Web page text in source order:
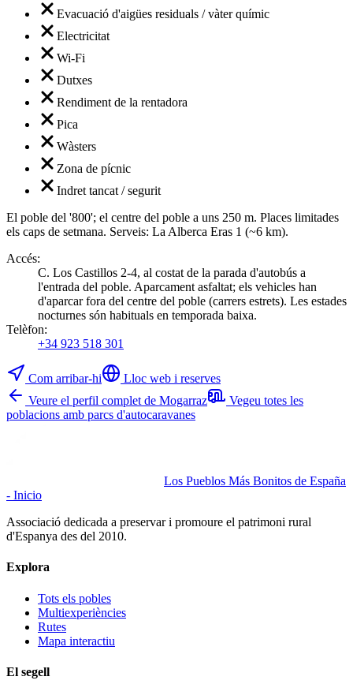
Evacuació d'aigües residuals / vàter químic
Electricitat
Wi-Fi
Dutxes
Rendiment de la rentadora
Pica
Wàsters
Zona de pícnic
Indret tancat / segurit
El poble del '800'; el centre del poble a uns 250 m. Places limitades
els caps de setmana. Serveis: La Alberca Eras 1 (~6 km).
Accés:
C. Los Castillos 2-4, al costat de la parada d'autobús a
l'entrada del poble. Aparcament asfaltat; els vehicles han
d'aparcar fora del centre del poble (carrers estrets). Les estades
nocturnes són habituals en temporada baixa.
Telèfon:
+34 923 518 301
Com arribar-hi
Lloc web i reserves
Veure el perfil complet de Mogarraz
Vegeu totes les
poblacions amb parcs d'autocaravanes
Los Pueblos Más Bonitos de España
- Inicio
Associació dedicada a preservar i promoure el patrimoni rural
d'Espanya des del 2010.
Explora
Tots els pobles
Multiexperiències
Rutes
Mapa interactiu
El segell